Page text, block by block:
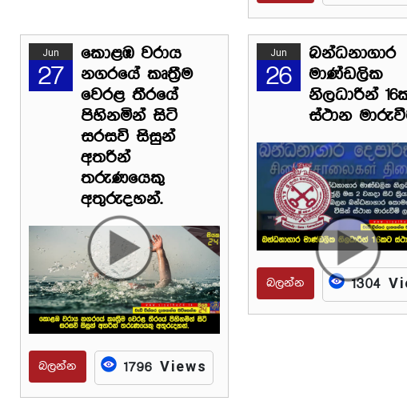
Jun
27
කොළඹ වරාය
නගරයේ කෘත්‍රීම
වෙරළ තීරයේ
පිහිනමින් සිටි
සරසවි සිසුන්
අතරින්
තරුණයෙකු
අතුරුදහන්.
බලන්න 1796 Views
Jun
26
බන්ධනාගාර
මාණ්ඩලික
නිලධාරින්
ස්ථාන
බලන්න 1304